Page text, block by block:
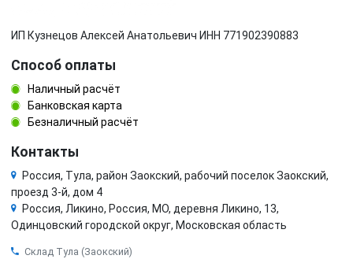
ИП Кузнецов Алексей Анатольевич ИНН 771902390883
Способ оплаты
Наличный расчёт
Банковская карта
Безналичный расчёт
Контакты
Россия, Тула, район Заокский, рабочий поселок Заокский,
проезд 3-й, дом 4
Россия, Ликино, Россия, МО, деревня Ликино, 13,
Одинцовский городской округ, Московская область
Склад Тула (Заокский)